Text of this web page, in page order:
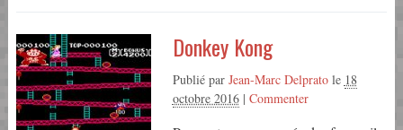
Donkey Kong
Publié par Jean-Marc Delpratole 18
octobre 2016| Commenter